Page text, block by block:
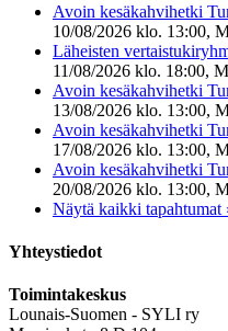
Avoin kesäkahvihetki
10/08/2026 klo. 13:00,
Läheisten
11/08/2026 klo. 18:00,
Avoin kesäkahvihetki
13/08/2026 klo. 13:00,
Avoin kesäkahvihetki
17/08/2026 klo. 13:00,
Avoin kesäkahvihetki
20/08/2026 klo. 13:00,
Näytä kaikki tapahtumat
Yhteystiedot
Toimintakeskus
Lounais-Suomen - SYLI ry